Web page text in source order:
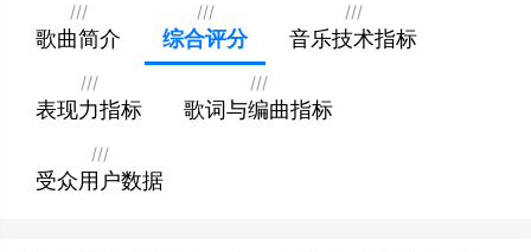
///
歌曲简介
///
综合评分
///
音乐技术指标
///
表现力指标
///
歌词与编曲指标
///
受众用户数据